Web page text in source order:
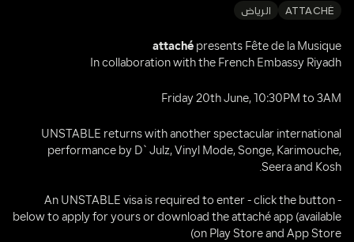
ATTACHÉ الرياض
attaché presents Fête de la Musique
In collaboration with the French Embassy Riyadh
Friday 20th June, 10:30PM to 3AM
Seera and Kosh.
on Play Store and App Store)